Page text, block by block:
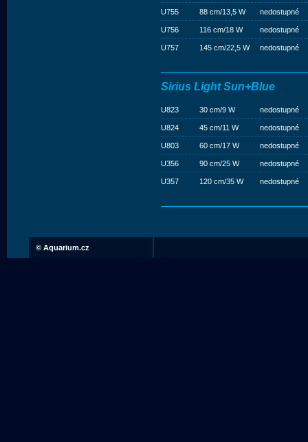
U755 88 cm/13,5 W nedostupné
U756 116 cm/18 W nedostupné
U757 145 cm/22,5 W nedostupné
Sirius Light Sun+Blue
U823 30 cm/9 W nedostupné
U824 45 cm/11 W nedostupné
U803 60 cm/17 W nedostupné
U356 90 cm/25 W nedostupné
U357 120 cm/35 W nedostupné
© Aquarium.cz